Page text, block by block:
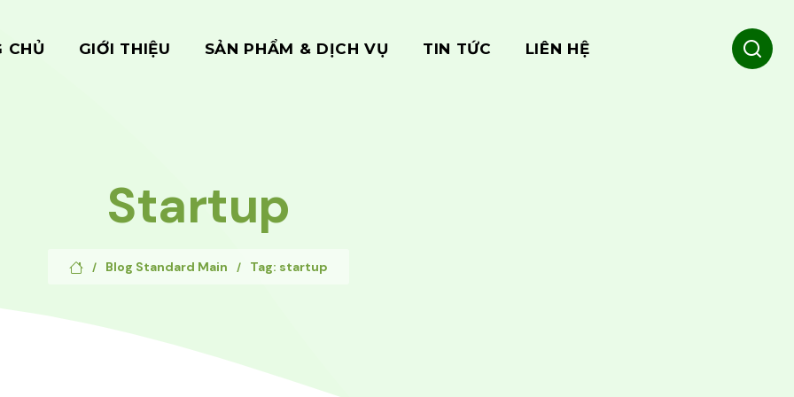
CHỦ GIỚI THIỆU SẢN PHẨM & DỊCH VỤ TIN TỨC LIÊN HỆ
Startup
/ Blog Standard Main / Tag: startup